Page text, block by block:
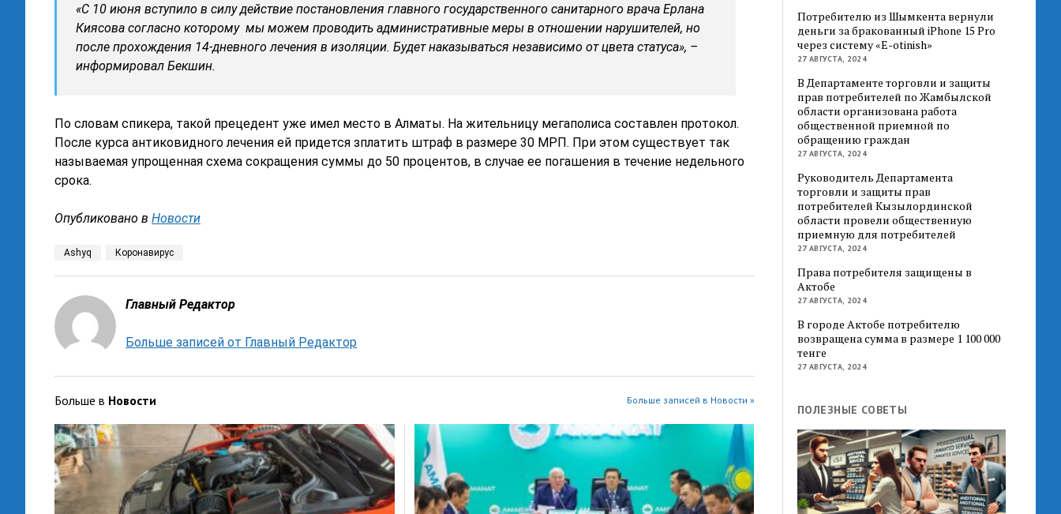
«С 10 июня вступило в силу действие постановления главного государственного санитарного врача Ерлана
Киясова согласно которому мы можем проводить административные меры в отношении нарушителей, но
после прохождения 14-дневного лечения в изоляции. Будет наказываться независимо от цвета статуса», –
информировал Бекшин.
По словам спикера, такой прецедент уже имел место в Алматы. На жительницу мегаполиса составлен протокол.
После курса антиковидного лечения ей придется зплатить штраф в размере 30 МРП. При этом существует так
называемая упрощенная схема сокращения суммы до 50 процентов, в случае ее погашения в течение недельного
срока.
Опубликовано в Новости
Ashyq Коронавирус
Главный Редактор
Больше записей от Главный Редактор
Больше в Новости Больше записей в Новости »
Потребителю из Шымкента вернули
деньги за бракованный iPhone 15 Pro
через систему «E-otinish»
27 АВГУСТА, 2024
В Департаменте торговли и защиты
прав потребителей по Жамбылской
области организована работа
общественной приемной по
обращению граждан
27 АВГУСТА, 2024
Руководитель Департамента
торговли и защиты прав
потребителей Кызылординской
области провели общественную
приемную для потребителей
27 АВГУСТА, 2024
Права потребителя защищены в
Актобе
27 АВГУСТА, 2024
В городе Актобе потребителю
возвращена сумма в размере 1 100 000
тенге
27 АВГУСТА, 2024
ПОЛЕЗНЫЕ СОВЕТЫ